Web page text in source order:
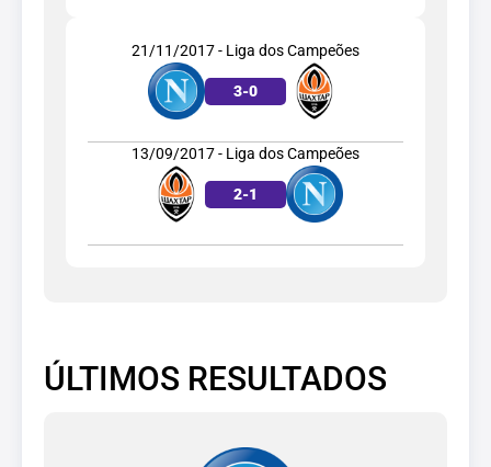
21/11/2017 - Liga dos Campeões
3-0
13/09/2017 - Liga dos Campeões
2-1
ÚLTIMOS RESULTADOS